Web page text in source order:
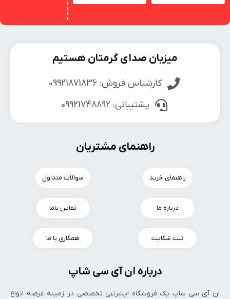
میزبان صدای گرمتان هستیم
کارشناس فروش: 09921871836
پشتیبانی: 09921748892
راهنمای مشتریان
راهنمای خرید سوالات متداول
درباره ما تماس باما
ثبت شکایت همکاری با ما
درباره ان آی سی شاپ
ان‌ آی‌ سی شاپ یک فروشگاه اینترنتی تخصصی در زمینه عرضه انواع